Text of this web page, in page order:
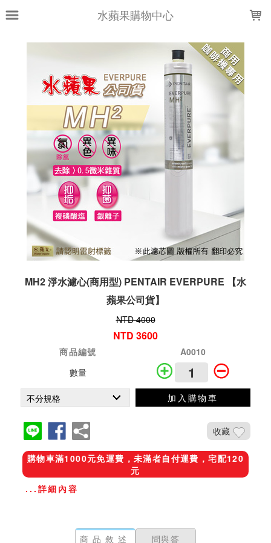
水蘋果購物中心
MH2 淨水濾心(商用型) PENTAIR EVERPURE 【水
蘋果公司貨】
NTD 4000
NTD 3600
商品編號
A0010
數量
加入購物車
收藏
購物車滿1000元免運費，未滿者自付運費，宅配120
元
...詳細內容
商品敘述 問與答